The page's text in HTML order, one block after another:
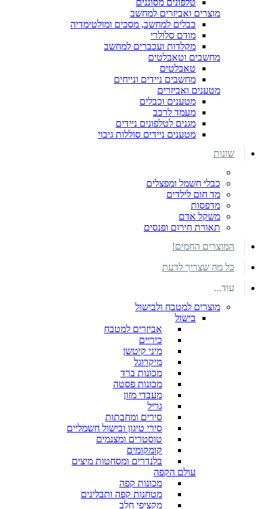
טלפונים מסוננים
מוצרים ואביזרים למחשב
כבלים למחשב, מסכים ומולטימדיה
מודם סלולרי
מקלדות ועכברים למחשב
מחשבים וטאבלטים
טאבלטים
מחשבים ניידים ונייחים
מטענים ואביזרים
מטענים וכבלים
מעמד לרכב
מגנים לטלפונים ניידים
מטענים ניידים סוללות גיבוי
שונות
כבלי חשמל ומפצלים
מד חום לילדים
מדפסות
משקל אדם
תאורת חירום ופנסים
המוצרים החמים!
כל מה שצריך לדעת
עוד...
מוצרים למטבח ולבישול
בישול
אביזרים למטבח
כיריים
מיני קיטשן
מיקרוגל
מכונות ברד
מכונות פסטה
מעבדי מזון
גריל
סירים ומחבתות
סירי טיגון ובישול חשמליים
טוסטרים ומצנמים
קומקומים
בלנדרים ומסחטות מיצים
עולם הקפה
מכונות קפה
מטחנות קפה ותבלינים
מקציפי חלב